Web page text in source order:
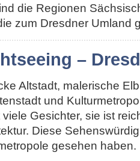
die Regionen
zum Dresdner Umland
–
Altstadt, malerische
und
Gesichter, sie ist
Diese
gesehen haben.